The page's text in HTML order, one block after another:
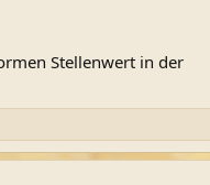
Stellenwert in der